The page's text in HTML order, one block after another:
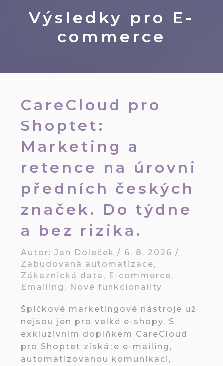
Výsledky pro E-
commerce
CareCloud pro
Shoptet:
Marketing a
retence na úrovni
předních českých
značek. Do týdne
a bez rizika.
Autor:Jan Doleček / 6. 8. 2026/
Zabudovaná automatizace,
Zákaznická data , E-commerce,
Emailing , Nové funkcionality
Špičkové marketingové nástroje už
nejsou jen pro velké e-shopy. S
exkluzivním doplňkem CareCloud
pro Shoptet získáte e-mailing,
automatizovanou komunikaci,